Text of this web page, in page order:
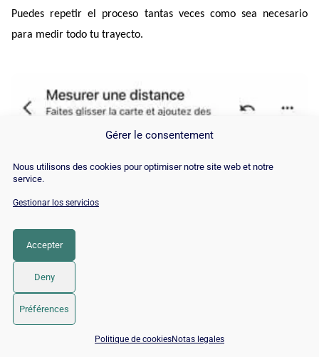
Gérer le consentement
Nous utilisons des cookies pour optimiser notre site web et notre
service.
Gestionar los servicios
Accepter
Deny
Préférences
Politique de cookiesNotas legales
Puedes repetir el proceso tantas veces como sea necesario
para medir todo tu trayecto.
📅 Reservar 15 min con un experto SEO / GEO